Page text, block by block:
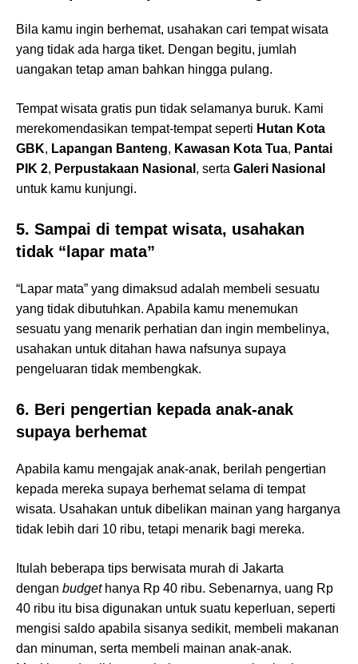
Bila kamu ingin berhemat, usahakan cari tempat wisata
yang tidak ada harga tiket. Dengan begitu, jumlah
uangakan tetap aman bahkan hingga pulang.
Tempat wisata gratis pun tidak selamanya buruk. Kami
merekomendasikan tempat-tempat seperti Hutan Kota
GBK, Lapangan Banteng, Kawasan Kota Tua, Pantai
PIK 2, Perpustakaan Nasional , serta Galeri Nasional
untuk kamu kunjungi.
5. Sampai di tempat wisata, usahakan
tidak “lapar mata”
“Lapar mata” yang dimaksud adalah membeli sesuatu
yang tidak dibutuhkan. Apabila kamu menemukan
sesuatu yang menarik perhatian dan ingin membelinya,
usahakan untuk ditahan hawa nafsunya supaya
pengeluaran tidak membengkak.
6. Beri pengertian kepada anak-anak
supaya berhemat
Apabila kamu mengajak anak-anak, berilah pengertian
kepada mereka supaya berhemat selama di tempat
wisata. Usahakan untuk dibelikan mainan yang harganya
tidak lebih dari 10 ribu, tetapi menarik bagi mereka.
Itulah beberapa tips berwisata murah di Jakarta
dengan budget hanya Rp 40 ribu. Sebenarnya, uang Rp
40 ribu itu bisa digunakan untuk suatu keperluan, seperti
mengisi saldo apabila sisanya sedikit, membeli makanan
dan minuman, serta membeli mainan anak-anak.